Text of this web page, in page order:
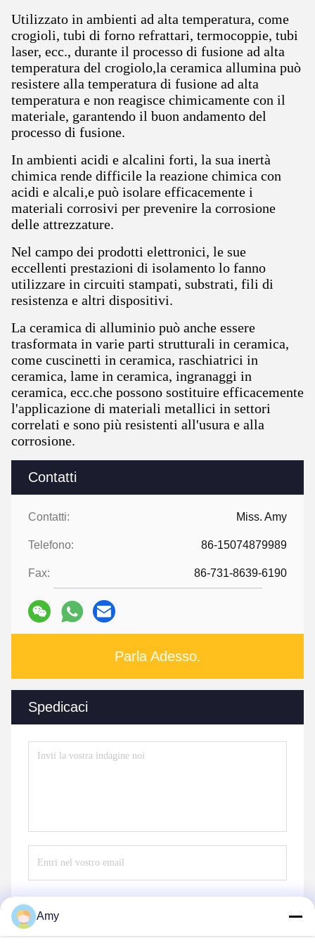
Contatti
Contatti: Miss. Amy
Telefono: 86-15074879989
Fax: 86-731-8639-6190
Parla Adesso.
Spedicaci
Utilizzato in ambienti ad alta temperatura, come
crogioli, tubi di forno refrattari, termocoppie, tubi
laser, ecc., durante il processo di fusione ad alta
temperatura del crogiolo,la ceramica allumina può
resistere alla temperatura di fusione ad alta
temperatura e non reagisce chimicamente con il
materiale, garantendo il buon andamento del
processo di fusione.
In ambienti acidi e alcalini forti, la sua inertà
chimica rende difficile la reazione chimica con
acidi e alcali,e può isolare efficacemente i
materiali corrosivi per prevenire la corrosione
delle attrezzature.
Nel campo dei prodotti elettronici, le sue
eccellenti prestazioni di isolamento lo fanno
utilizzare in circuiti stampati, substrati, fili di
resistenza e altri dispositivi.
La ceramica di alluminio può anche essere
trasformata in varie parti strutturali in ceramica,
come cuscinetti in ceramica, raschiatrici in
ceramica, lame in ceramica, ingranaggi in
ceramica, ecc.che possono sostituire efficacemente
l'applicazione di materiali metallici in settori
correlati e sono più resistenti all'usura e alla
corrosione.
Amy